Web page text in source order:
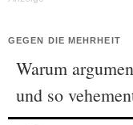
GEGEN DIE MEHRHEIT
Warum
und so